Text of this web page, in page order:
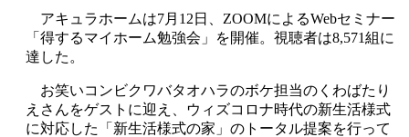
アキュラホームは7月12日、ZOOMによるWebセミナー
「得するマイホーム勉強会」を開催。視聴者は8,571組に
達した。
お笑いコンビクワバタオハラのボケ担当のくわばたり
えさんをゲストに迎え、ウィズコロナ時代の新生活様式
に対応した「新生活様式の家」のトータル提案を行って